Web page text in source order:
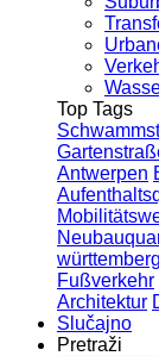
Top Tags
Antwerpen
württemberg
Fußverkehr
Architektur
Slučajno
Pretraži